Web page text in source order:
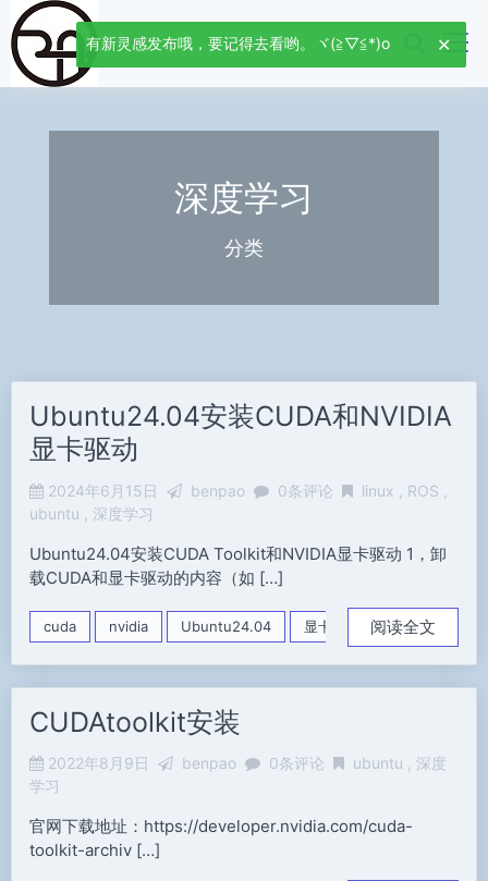
深度学习
分类
Ubuntu24.04安装CUDA和NVIDIA
显卡驱动
2024年6月15日 benpao 0条评论 linux
ROS
ubuntu
深度学习
Ubuntu24.04安装CUDA Toolkit和NVIDIA显卡驱动 1，卸
载CUDA和显卡驱动的内容（如 […]
cuda nvidia Ubuntu24.04 显卡驱动 阅读全文
CUDAtoolkit安装
2022年8月9日 benpao 0条评论 ubuntu
深度
学习
官网下载地址：https://developer.nvidia.com/cuda-
toolkit-archiv […]
有新灵感发布哦，要记得去看哟。ヾ(≧▽≦*)o